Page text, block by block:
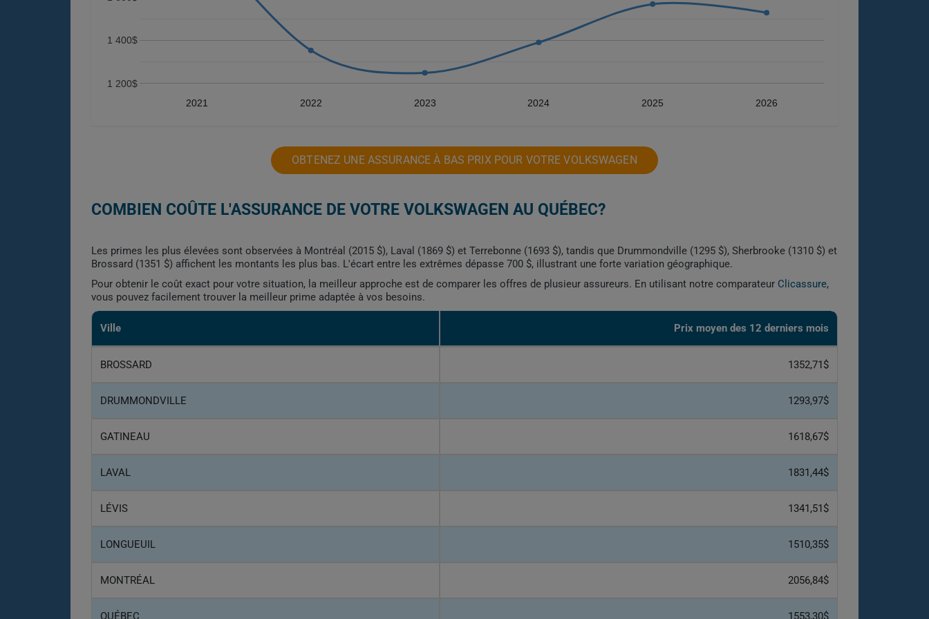
2021 2022 2023 2024 2025 2026
1 200$
1 400$
OBTENEZ UNE ASSURANCE À BAS PRIX POUR VOTRE VOLKSWAGEN
COMBIEN COÛTE L'ASSURANCE DE VOTRE VOLKSWAGEN AU QUÉBEC?
Les primes les plus élevées sont observées à Montréal (2015 $), Laval (1869 $) et Terrebonne (1693 $), tandis que Drummondville (1295 $), Sherbrooke (1310 $) et
Brossard (1351 $) affichent les montants les plus bas. L'écart entre les extrêmes dépasse 700 $, illustrant une forte variation géographique.
Pour obtenir le coût exact pour votre situation, la meilleur approche est de comparer les offres de plusieur assureurs. En utilisant notre comparateur Clicassure,
vous pouvez facilement trouver la meilleur prime adaptée à vos besoins.
Ville Prix ​​moyen des 12 derniers mois
BROSSARD 1352,71$
DRUMMONDVILLE 1293,97$
GATINEAU 1618,67$
LAVAL 1831,44$
LÉVIS 1341,51$
LONGUEUIL 1510,35$
MONTRÉAL 2056,84$
QUÉBEC 1553,30$